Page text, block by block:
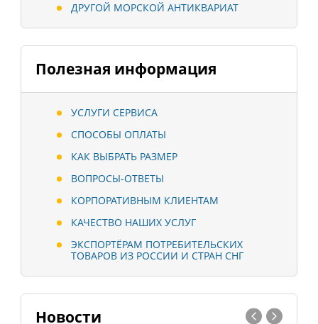
ДРУГОЙ МОРСКОЙ АНТИКВАРИАТ
Полезная информация
УСЛУГИ СЕРВИСА
СПОСОБЫ ОПЛАТЫ
КАК ВЫБРАТЬ РАЗМЕР
ВОПРОСЫ-ОТВЕТЫ
КОРПОРАТИВНЫМ КЛИЕНТАМ
КАЧЕСТВО НАШИХ УСЛУГ
ЭКСПОРТЁРАМ ПОТРЕБИТЕЛЬСКИХ
ТОВАРОВ ИЗ РОССИИ И СТРАН СНГ
Новости